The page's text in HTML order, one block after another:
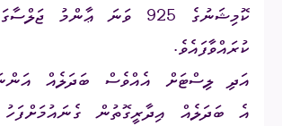
ކޮމިޝަނުގެ 925 ވަނަ
ކުރައްވާފައެވެ.
އަދި ލިސްޓަށް އެއްވެސް ބަދަލެއް
އެ ބަދަލެއް އިދާރީގޮތުން